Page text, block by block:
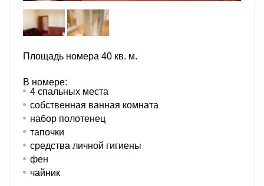
Площадь номера 40 кв. м.
В номере:
4 спальных места
собственная ванная комната
набор полотенец
тапочки
средства личной гигиены
фен
чайник